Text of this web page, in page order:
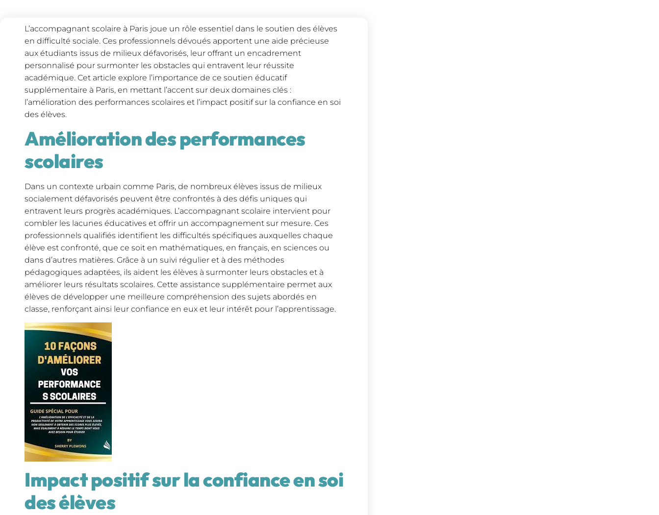
L’accompagnant scolaire à Paris joue un rôle essentiel dans le soutien des élèves
en difficulté sociale. Ces professionnels dévoués apportent une aide précieuse
aux étudiants issus de milieux défavorisés, leur offrant un encadrement
personnalisé pour surmonter les obstacles qui entravent leur réussite
académique. Cet article explore l’importance de ce soutien éducatif
supplémentaire à Paris, en mettant l’accent sur deux domaines clés :
l’amélioration des performances scolaires et l’impact positif sur la confiance en soi
des élèves.
Amélioration des performances
scolaires
Dans un contexte urbain comme Paris, de nombreux élèves issus de milieux
socialement défavorisés peuvent être confrontés à des défis uniques qui
entravent leurs progrès académiques. L’accompagnant scolaire intervient pour
combler les lacunes éducatives et offrir un accompagnement sur mesure. Ces
professionnels qualifiés identifient les difficultés spécifiques auxquelles chaque
élève est confronté, que ce soit en mathématiques, en français, en sciences ou
dans d’autres matières. Grâce à un suivi régulier et à des méthodes
pédagogiques adaptées, ils aident les élèves à surmonter leurs obstacles et à
améliorer leurs résultats scolaires. Cette assistance supplémentaire permet aux
élèves de développer une meilleure compréhension des sujets abordés en
classe, renforçant ainsi leur confiance en eux et leur intérêt pour l’apprentissage.
Impact positif sur la confiance en soi
des élèves